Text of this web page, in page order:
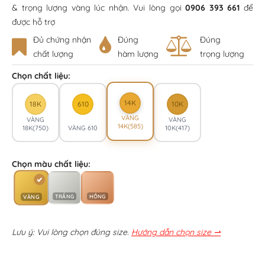
& trọng lượng vàng lúc nhận. Vui lòng gọi0906 393 661 để
được hỗ trợ
Đủ chứng nhận
chất lượng
Đúng
hàm lượng
Đúng
trọng lượng
Chọn chất liệu:
18K
VÀNG
18K(750)
610
VÀNG 610
14K
VÀNG
14K(585)
10K
VÀNG
10K(417)
Chọn màu chất liệu:
VÀNG TRẮNG HỒNG
Lưu ý: Vui lòng chọn đúng size. Hướng dẫn chọn size ⇀